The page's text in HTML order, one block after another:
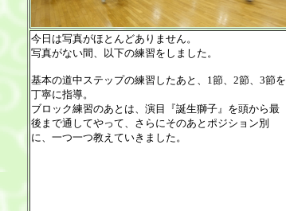
今日は写真がほとんどありません。
写真がない間、以下の練習をしました。
基本の道中ステップの練習したあと、1節、2節、3節を
丁寧に指導。
ブロック練習のあとは、演目『誕生獅子』を頭から最
後まで通してやって、さらにそのあとポジション別
に、一つ一つ教えていきました。